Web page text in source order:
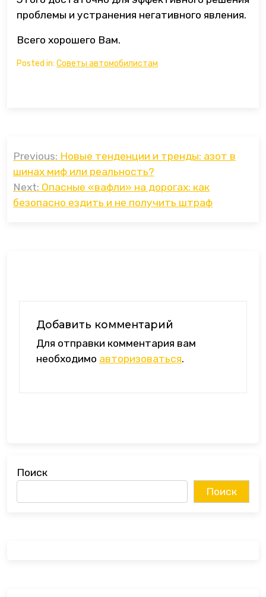
проблемы и устранения негативного явления.
Всего хорошего Вам.
Posted in: Советы автомобилистам
по
записям
Previous: Новые тенденции и тренды: азот в
шинах миф или реальность?
Next: Опасные «вафли» на дорогах: как
безопасно ездить и не получить штраф
Добавить комментарий
Для отправки комментария вам
необходимо авторизоваться.
Поиск
Поиск